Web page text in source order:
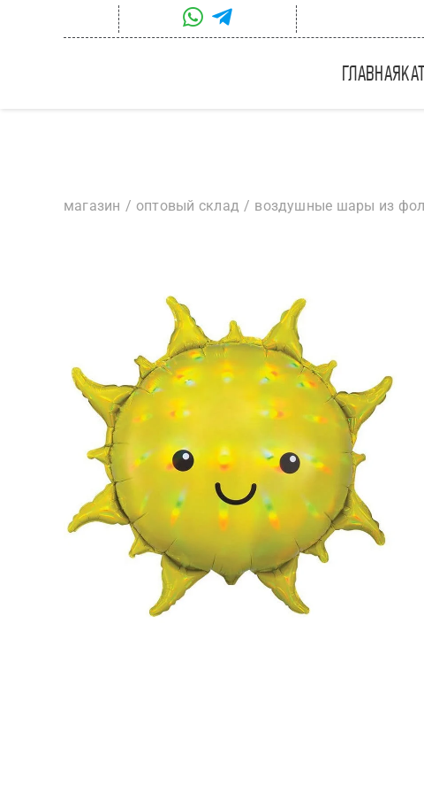
главная
магазин оптовый склад воздушные шары из